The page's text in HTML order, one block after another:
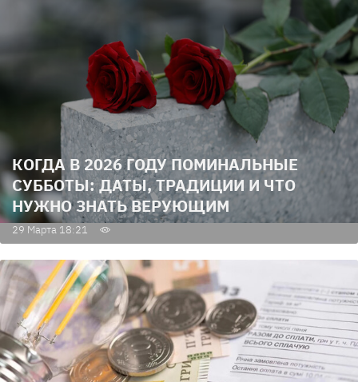
КОГДА В 2026 ГОДУ ПОМИНАЛЬНЫЕ
СУББОТЫ: ДАТЫ, ТРАДИЦИИ И ЧТО
НУЖНО ЗНАТЬ ВЕРУЮЩИМ
29 Марта 18:21